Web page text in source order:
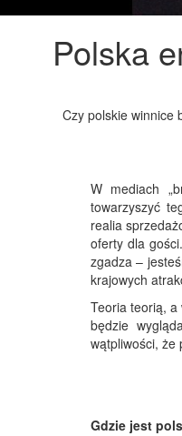
Polska
Czy polskie winnice
W mediach
towarzyszyć
realia
oferty dla
zgadza –
krajowych
Teoria teorią, a
będzie
wątpliwości, że
Gdzie jest